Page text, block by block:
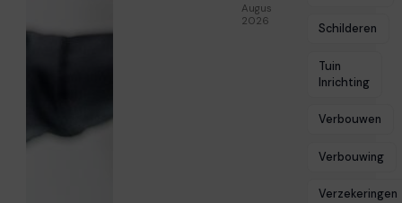
Augustus 5,
2026
Schilderen
Tuin
Inrichting
Verbouwen
Verbouwing
Verzekeringen